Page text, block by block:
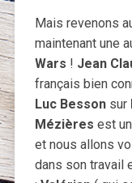
Mais revenons
maintenant une
Wars ! Jean
français bien
Luc Bessonsur
Mézières est
et nous allons
dans son travail